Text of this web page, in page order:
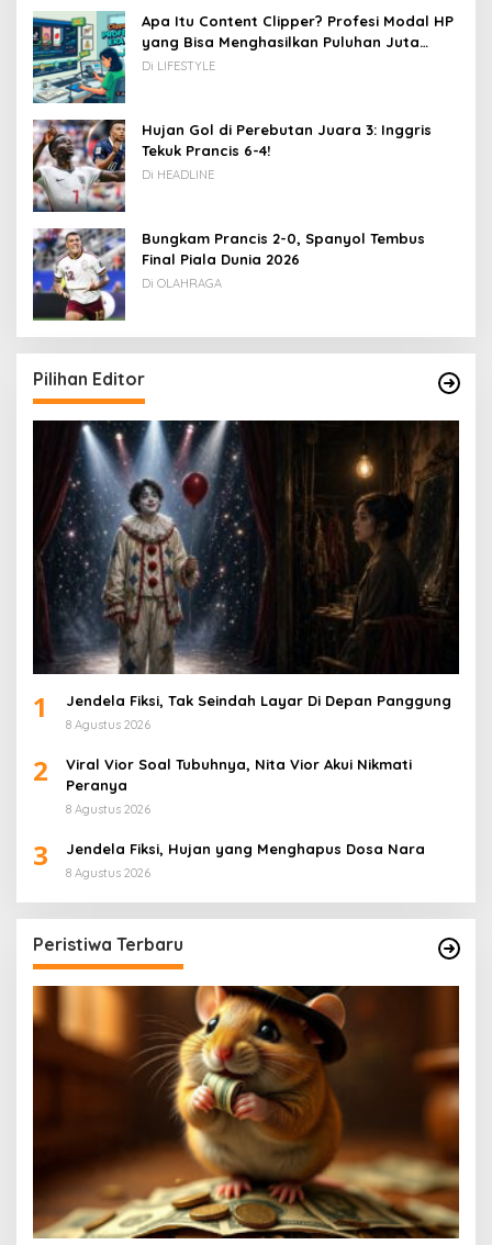
Apa Itu Content Clipper? Profesi Modal HP
yang Bisa Menghasilkan Puluhan Juta
Rupiah
Di LIFESTYLE
Hujan Gol di Perebutan Juara 3: Inggris
Tekuk Prancis 6-4!
Di HEADLINE
Bungkam Prancis 2-0, Spanyol Tembus
Final Piala Dunia 2026
Di OLAHRAGA
Pilihan Editor
1 Jendela Fiksi, Tak Seindah Layar Di Depan Panggung
8 Agustus 2026
2
Viral Vior Soal Tubuhnya, Nita Vior Akui Nikmati
Peranya
8 Agustus 2026
3 Jendela Fiksi, Hujan yang Menghapus Dosa Nara
8 Agustus 2026
Peristiwa Terbaru